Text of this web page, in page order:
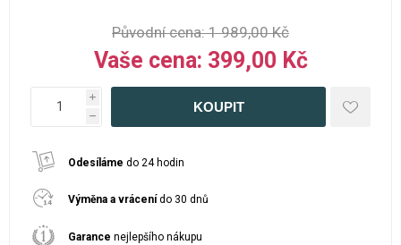
Původní cena: 1 989,00 Kč
Vaše cena: 399,00 Kč
i
h
Odesíláme do 24 hodin
Výměna a vrácenído 30 dnů
Garance nejlepšího nákupu